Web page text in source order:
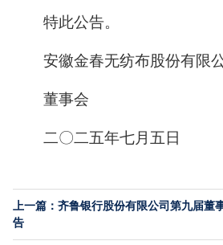
特此公告。
安徽金春无纺布股份有限
董事会
二〇二五年七月五日
上一篇：齐鲁银行股份有限公司第九届董
告